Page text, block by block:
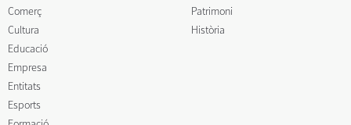
Comerç
Cultura
Educació
Empresa
Entitats
Esports
Patrimoni
Història